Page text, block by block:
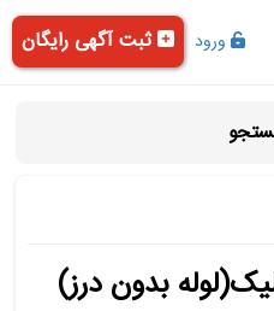
ورود ثبت آگهی رایگان
بدون درز)